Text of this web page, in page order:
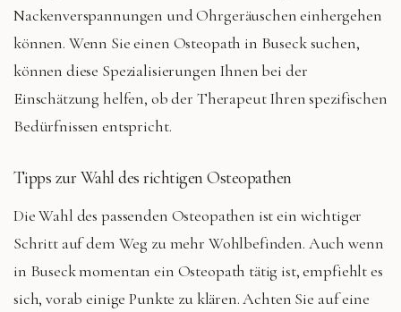
Nackenverspannungen und Ohrgeräuschen einhergehen
können. Wenn Sie einen Osteopath in Buseck suchen,
können diese Spezialisierungen Ihnen bei der
Einschätzung helfen, ob der Therapeut Ihren spezifischen
Bedürfnissen entspricht.
Tipps zur Wahl des richtigen Osteopathen
Die Wahl des passenden Osteopathen ist ein wichtiger
Schritt auf dem Weg zu mehr Wohlbefinden. Auch wenn
in Buseck momentan ein Osteopath tätig ist, empfiehlt es
sich, vorab einige Punkte zu klären. Achten Sie auf eine